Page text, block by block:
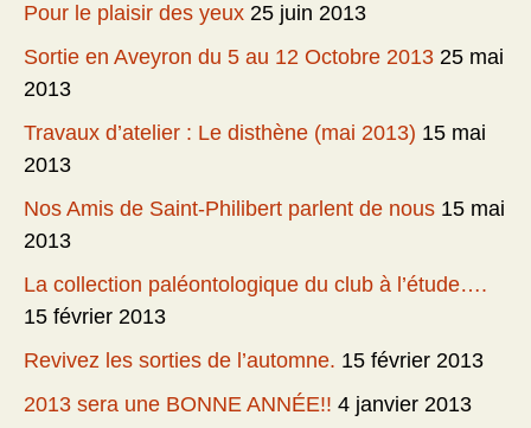
Pour le plaisir des yeux 25 juin 2013
Sortie en Aveyron du 5 au 12 Octobre 2013 25 mai
2013
Travaux d’atelier : Le disthène (mai 2013) 15 mai
2013
Nos Amis de Saint-Philibert parlent de nous 15 mai
2013
La collection paléontologique du club à l’étude….
15 février 2013
Revivez les sorties de l’automne. 15 février 2013
2013 sera une BONNE ANNÉE!! 4 janvier 2013